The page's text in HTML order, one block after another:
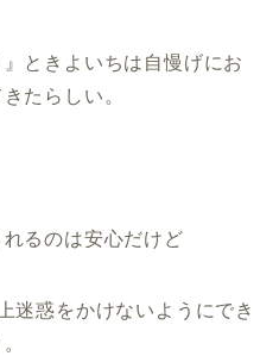
ときよいちは自慢げにお
たらしい。
るのは安心だけど
迷惑をかけないようにでき